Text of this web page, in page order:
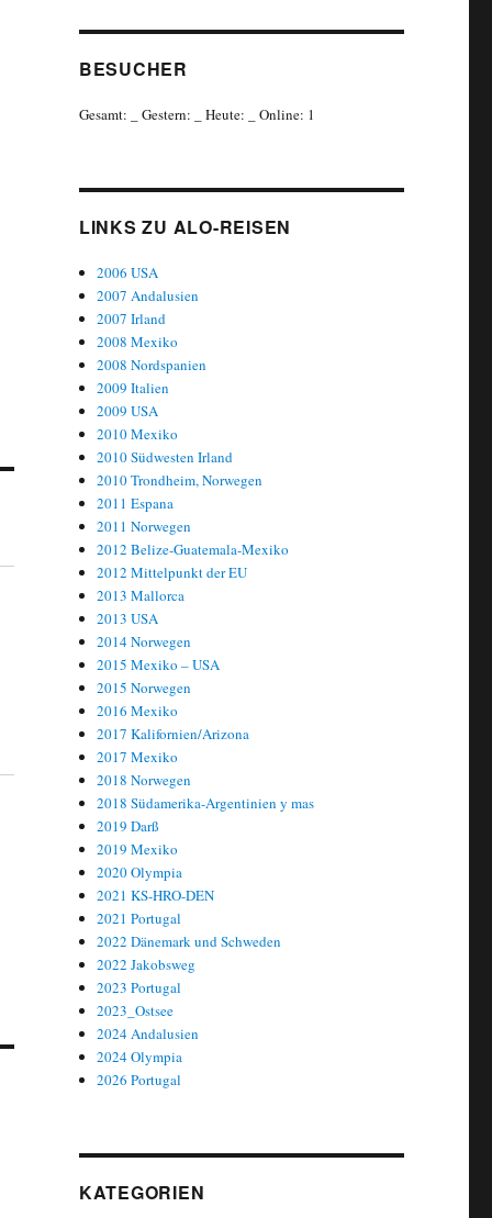
BESUCHER
Gesamt: Gestern: Heute: Online: 1
LINKS ZU ALO-REISEN
2006 USA
2007 Andalusien
2007 Irland
2008 Mexiko
2008 Nordspanien
2009 Italien
2009 USA
2010 Mexiko
2010 Südwesten Irland
2010 Trondheim, Norwegen
2011 Espana
2011 Norwegen
2012 Belize-Guatemala-Mexiko
2012 Mittelpunkt der EU
2013 Mallorca
2013 USA
2014 Norwegen
2015 Mexiko – USA
2015 Norwegen
2016 Mexiko
2017 Kalifornien/Arizona
2017 Mexiko
2018 Norwegen
2018 Südamerika-Argentinien y mas
2019 Darß
2019 Mexiko
2020 Olympia
2021 KS-HRO-DEN
2021 Portugal
2022 Dänemark und Schweden
2022 Jakobsweg
2023 Portugal
2023_Ostsee
2024 Andalusien
2024 Olympia
2026 Portugal
KATEGORIEN